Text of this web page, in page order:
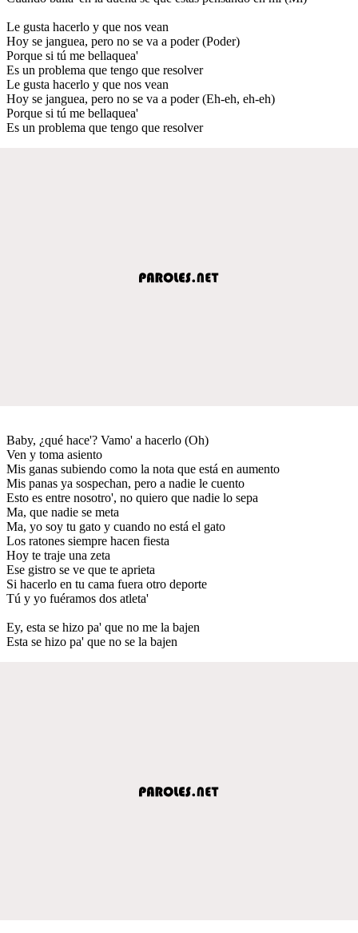
Le gusta hacerlo y que nos vean
Hoy se janguea, pero no se va a poder (Poder)
Porque si tú me bellaquea'
Es un problema que tengo que resolver
Le gusta hacerlo y que nos vean
Hoy se janguea, pero no se va a poder (Eh-eh, eh-eh)
Porque si tú me bellaquea'
Es un problema que tengo que resolver
Baby, ¿qué hace'? Vamo' a hacerlo (Oh)
Ven y toma asiento
Mis ganas subiendo como la nota que está en aumento
Mis panas ya sospechan, pero a nadie le cuento
Esto es entre nosotro', no quiero que nadie lo sepa
Ma, que nadie se meta
Ma, yo soy tu gato y cuando no está el gato
Los ratones siempre hacen fiesta
Hoy te traje una zeta
Ese gistro se ve que te aprieta
Si hacerlo en tu cama fuera otro deporte
Tú y yo fuéramos dos atleta'
Ey, esta se hizo pa' que no me la bajen
Esta se hizo pa' que no se la bajen